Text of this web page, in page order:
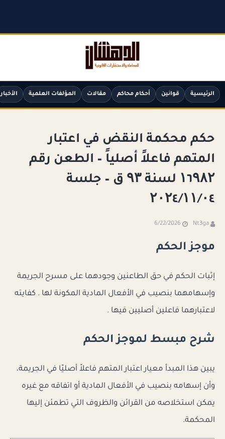
الرئيسية قوانين أحكام محاكم مقالات المؤلفات العلمية الأخبار
حكم محكمة النقض في اعتبار
المتهم فاعلاً أصلياً – الطعن رقم
۱٦۹۸۲ لسنة ۹۳ ق – جلسة
۲۰۲٤/۱۱/۰٤
Nt3ga
6/22/2026
موجز الحكم
إثبات الحكم في حق الطاعنين وجودهما على مسرح الجريمة
وإسهامهما بنصيب في الأفعال المادية المكونة لها . كفايته
لاعتبارهما فاعلين أصليين فيها .
شرح مبسط لموجز الحكم
يبين هذا المبدأ معيار اعتبار المتهم فاعلاً أصليًا في الجريمة،
وأن إسهامه بنصيب في الأفعال المادية أو اتفاقه مع غيره
يمكن استخلاصه من القرائن والظروف التي تطمئن إليها
المحكمة.